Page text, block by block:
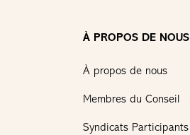
À PROPOS DE NOUS
À propos de nous
Membres du Conseil
Syndicats Participants